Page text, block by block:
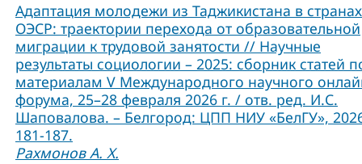
Адаптация молодежи из Таджикистана в странах
ОЭСР: траектории перехода от образовательной
миграции к трудовой занятости // Научные
результаты социологии – 2025: сборник статей
материалам V Международного научного
форума, 25–28 февраля 2026 г. / отв. ред. И.С.
Шаповалова. – Белгород: ЦПП НИУ «БелГУ»,
181-187.
Рахмонов А. Х.